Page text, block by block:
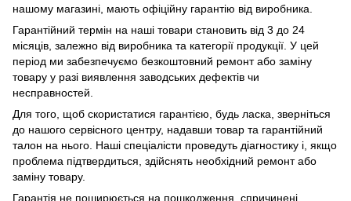
нашому магазині, мають офіційну гарантію від виробника.
Гарантійний термін на наші товари становить від 3 до 24
місяців, залежно від виробника та категорії продукції. У цей
період ми забезпечуємо безкоштовний ремонт або заміну
товару у разі виявлення заводських дефектів чи
несправностей.
Для того, щоб скористатися гарантією, будь ласка, зверніться
до нашого сервісного центру, надавши товар та гарантійний
талон на нього. Наші спеціалісти проведуть діагностику і, якщо
проблема підтвердиться, здійснять необхідний ремонт або
заміну товару.
Гарантія не поширюється на пошкодження, спричинені